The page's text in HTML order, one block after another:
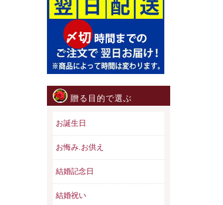
贈る目的で選ぶ
お誕生日
お悔み.お供え
結婚記念日
結婚祝い